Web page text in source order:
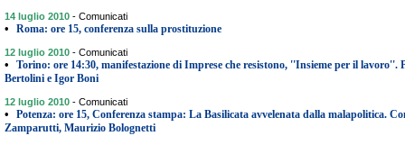
14 luglio 2010 - Comunicati
• Roma: ore 15, conferenza sulla prostituzione
12 luglio 2010 - Comunicati
•
Torino: ore 14:30, manifestazione di Imprese che resistono, ''Insieme per il lavoro''.
Bertolini e Igor Boni
12 luglio 2010 - Comunicati
•
Potenza: ore 15, Conferenza stampa: La Basilicata avvelenata dalla malapolitica.
Zamparutti, Maurizio Bolognetti